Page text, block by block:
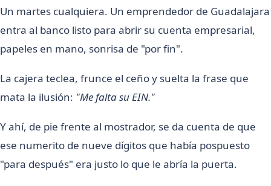
Un martes cualquiera. Un emprendedor de Guadalajara
entra al banco listo para abrir su cuenta empresarial,
papeles en mano, sonrisa de "por fin".
La cajera teclea, frunce el ceño y suelta la frase que
mata la ilusión: "Me falta su EIN."
Y ahí, de pie frente al mostrador, se da cuenta de que
ese numerito de nueve dígitos que había pospuesto
"para después" era justo lo que le abría la puerta.